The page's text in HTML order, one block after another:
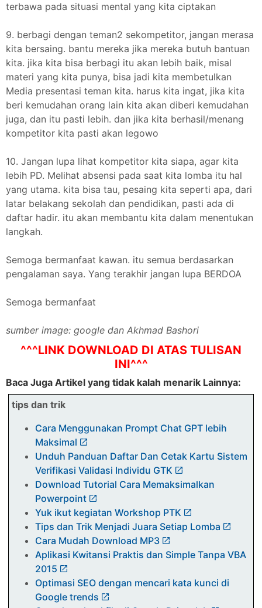
terbawa pada situasi mental yang kita ciptakan
9. berbagi dengan teman2 sekompetitor, jangan merasa
kita bersaing. bantu mereka jika mereka butuh bantuan
kita. jika kita bisa berbagi itu akan lebih baik, misal
materi yang kita punya, bisa jadi kita membetulkan
Media presentasi teman kita. harus kita ingat, jika kita
beri kemudahan orang lain kita akan diberi kemudahan
juga, dan itu pasti lebih. dan jika kita berhasil/menang
kompetitor kita pasti akan legowo
10. Jangan lupa lihat kompetitor kita siapa, agar kita
lebih PD. Melihat absensi pada saat kita lomba itu hal
yang utama. kita bisa tau, pesaing kita seperti apa, dari
latar belakang sekolah dan pendidikan, pasti ada di
daftar hadir. itu akan membantu kita dalam menentukan
langkah.
Semoga bermanfaat kawan. itu semua berdasarkan
pengalaman saya. Yang terakhir jangan lupa BERDOA
Semoga bermanfaat
sumber image: google dan Akhmad Bashori
^^^LINK DOWNLOAD DI ATAS TULISAN
INI^^^
Baca Juga Artikel yang tidak kalah menarik Lainnya:
tips dan trik
Cara Menggunakan Prompt Chat GPT lebih
Maksimal
Unduh Panduan Daftar Dan Cetak Kartu Sistem
Verifikasi Validasi Individu GTK
Download Tutorial Cara Memaksimalkan
Powerpoint
Yuk ikut kegiatan Workshop PTK
Tips dan Trik Menjadi Juara Setiap Lomba
Cara Mudah Download MP3
Aplikasi Kwitansi Praktis dan Simple Tanpa VBA
2015
Optimasi SEO dengan mencari kata kunci di
Google trends